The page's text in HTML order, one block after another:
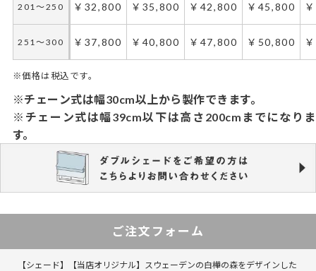
201～250 ￥32,800 ￥35,800 ￥42,800 ￥45,800
251～300 ￥37,800 ￥40,800 ￥47,800 ￥50,800
※価格は税込です。
※チェーン式は幅30cm以上から製作できます。
※チェーン式は幅39cm以下は高さ200cmまでになりま
す。
ご注文フォーム
【シェード】【当店オリジナル】スウェーデンの白樺の森をデザインした